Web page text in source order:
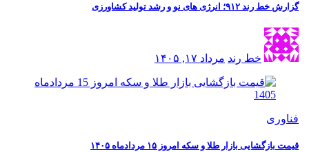
های نو و رشد تولید کشاورزی
خط رند مرداد ۱۷, ۱۴۰۵
بازار طلا و سکه امروز ۱۵ مردادماه ۱۴۰۵